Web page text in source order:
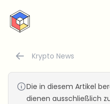
CryptoTicker
Krypto News
Die in diesem Artikel
dienen ausschließlich